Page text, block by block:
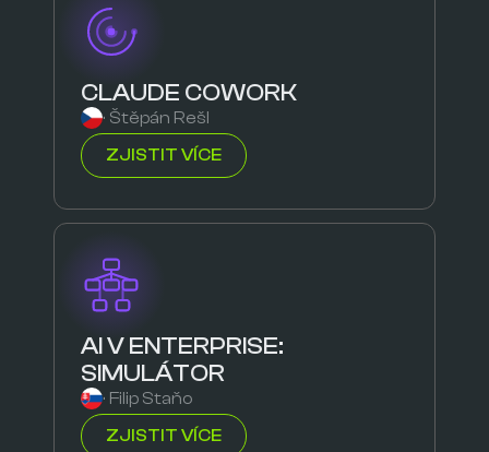
CLAUDE COWORK
· Štěpán Rešl
ZJISTIT VÍCE
AI V ENTERPRISE:
SIMULÁTOR
· Filip Staňo
ZJISTIT VÍCE